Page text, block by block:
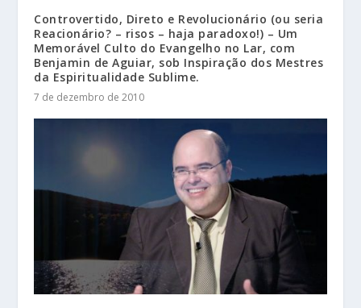
Controvertido, Direto e Revolucionário (ou seria
Reacionário? – risos – haja paradoxo!) – Um
Memorável Culto do Evangelho no Lar, com
Benjamin de Aguiar, sob Inspiração dos Mestres
da Espiritualidade Sublime.
7 de dezembro de 2010